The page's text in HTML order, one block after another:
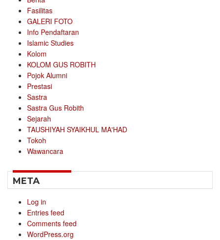
Fasilitas
GALERI FOTO
Info Pendaftaran
Islamic Studies
Kolom
KOLOM GUS ROBITH
Pojok Alumni
Prestasi
Sastra
Sastra Gus Robith
Sejarah
TAUSHIYAH SYAIKHUL MA'HAD
Tokoh
Wawancara
META
Log in
Entries feed
Comments feed
WordPress.org